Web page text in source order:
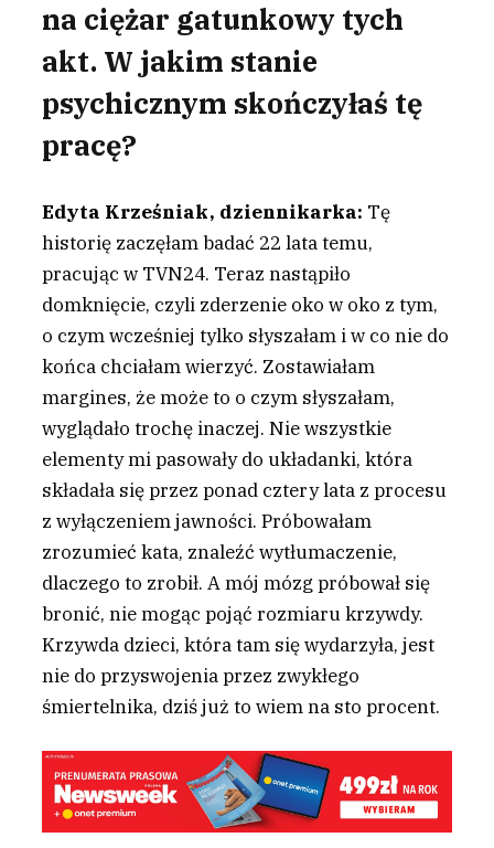
na ciężar gatunkowy tych
akt. W jakim stanie
psychicznym skończyłaś tę
pracę?
Edyta Krześniak, dziennikarka: Tę
historię zaczęłam badać 22 lata temu,
pracując w TVN24. Teraz nastąpiło
domknięcie, czyli zderzenie oko w oko z tym,
o czym wcześniej tylko słyszałam i w co nie do
końca chciałam wierzyć. Zostawiałam
margines, że może to o czym słyszałam,
wyglądało trochę inaczej. Nie wszystkie
elementy mi pasowały do układanki, która
składała się przez ponad cztery lata z procesu
z wyłączeniem jawności. Próbowałam
zrozumieć kata, znaleźć wytłumaczenie,
dlaczego to zrobił. A mój mózg próbował się
bronić, nie mogąc pojąć rozmiaru krzywdy.
Krzywda dzieci, która tam się wydarzyła, jest
nie do przyswojenia przez zwykłego
śmiertelnika, dziś już to wiem na sto procent.